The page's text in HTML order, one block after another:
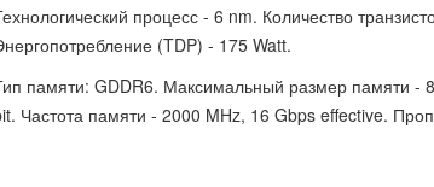
процесс - 6 nm. Количество
(TDP) - 175 Watt.
памяти: GDDR6. Максимальный размер памяти
Частота памяти - 2000 MHz, 16 Gbps effective.